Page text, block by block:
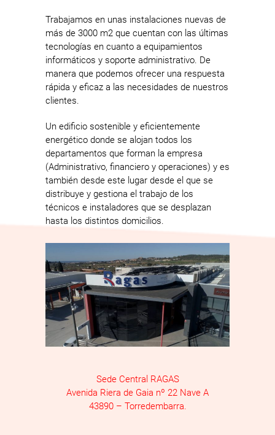
Trabajamos en unas instalaciones nuevas de
más de 3000 m2 que cuentan con las últimas
tecnologías en cuanto a equipamientos
informáticos y soporte administrativo. De
manera que podemos ofrecer una respuesta
rápida y eficaz a las necesidades de nuestros
clientes.
Un edificio sostenible y eficientemente
energético donde se alojan todos los
departamentos que forman la empresa
(Administrativo, financiero y operaciones) y es
también desde este lugar desde el que se
distribuye y gestiona el trabajo de los
técnicos e instaladores que se desplazan
hasta los distintos domicilios.
Sede Central RAGAS
Avenida Riera de Gaia nº 22 Nave A
43890 – Torredembarra.